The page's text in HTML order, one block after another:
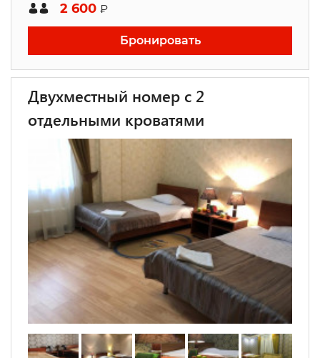
2 600 ₽
Бронировать
Двухместный номер с 2
отдельными кроватями